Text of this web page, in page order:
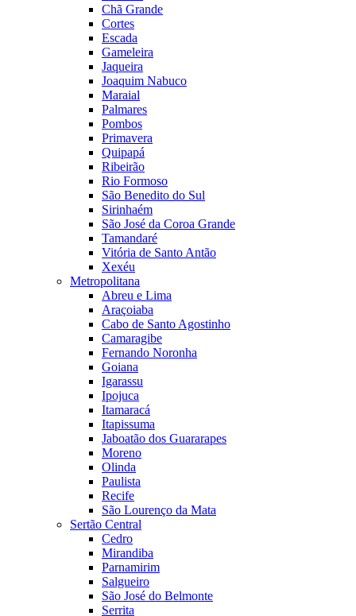
Chã Grande
Cortes
Escada
Gameleira
Jaqueira
Joaquim Nabuco
Maraial
Palmares
Pombos
Primavera
Quipapá
Ribeirão
Rio Formoso
São Benedito do Sul
Sirinhaém
São José da Coroa Grande
Tamandaré
Vitória de Santo Antão
Xexéu
Metropolitana
Abreu e Lima
Araçoiaba
Cabo de Santo Agostinho
Camaragibe
Fernando Noronha
Goiana
Igarassu
Ipojuca
Itamaracá
Itapissuma
Jaboatão dos Guararapes
Moreno
Olinda
Paulista
Recife
São Lourenço da Mata
Sertão Central
Cedro
Mirandiba
Parnamirim
Salgueiro
São José do Belmonte
Serrita